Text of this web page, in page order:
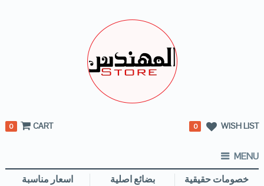
WISH LIST
0
CART
0
MENU
خصومات حقيقية
بضائع اصلية اسعار مناسبة